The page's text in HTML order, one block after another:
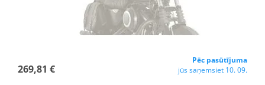
269,81 €
Pēc pasūtījuma
jūs saņemsiet 10. 09.